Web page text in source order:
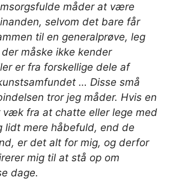
måder at være
selvom det bare får
til en generalprøve, leg
måske ikke kender
er fra forskellige dele af
… Disse små
tror jeg måder. Hvis en
væk fra at chatte eller lege med
lidt mere håbefuld, end de
er det alt for mig, og derfor
mig til at stå op om
dage.